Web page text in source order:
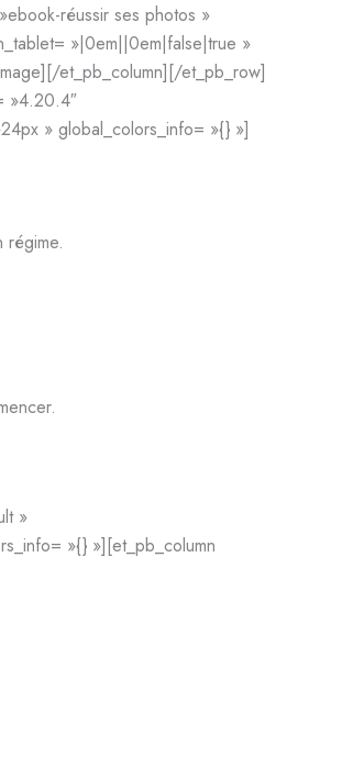
réussir ses photos »
»|0em||0em|false|true »
et_pb_column][/et_pb_row]
»4.20.4″
» global_colors_info= »{} »]
régime.
»
»{} »][et_pb_column